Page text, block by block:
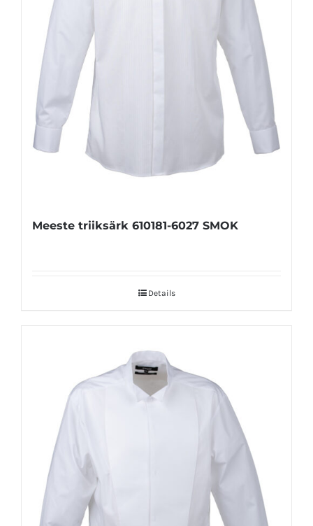
Meeste triiksärk 610181-6027 SMOK
Details